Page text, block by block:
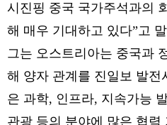
시진핑 중국 국가주석과의
해 매우 기대하고 있다”고
그는 오스트리아는 중국과
해 양자 관계를 진일보 발전
은 과학, 인프라, 지속가능
관광 등의 분야에 많은 협